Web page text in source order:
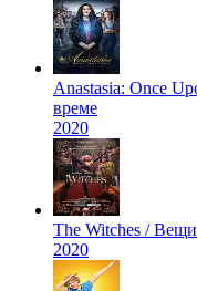
Anastasia: Once
време
2020
The Witches /
2020